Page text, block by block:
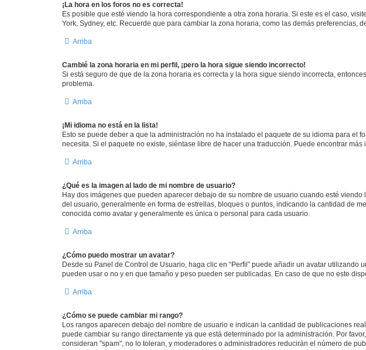
¡La hora en los foros no es correcta!
Es posible que esté viendo la hora correspondiente a otra zona horaria. Si este es el caso,
York, Sydney, etc. Recuerde que para cambiar la zona horaria, como las demás preferencias,
Arriba
Cambié la zona horaria en mi perfil, ¡pero la hora sigue siendo incorrecto!
Si está seguro de que de la zona horaria es correcta y la hora sigue siendo incorrecta,
problema.
Arriba
¡Mi idioma no está en la lista!
Esto se puede deber a que la administración no ha instalado el paquete de su idioma para
necesita. Si el paquete no existe, siéntase libre de hacer una traducción. Puede encontrar más
Arriba
¿Qué es la imagen al lado de mi nombre de usuario?
Hay dos imágenes que pueden aparecer debajo de su nombre de usuario cuando esté
del usuario, generalmente en forma de estrellas, bloques o puntos, indicando la cantidad de
conocida como avatar y generalmente es única o personal para cada usuario.
Arriba
¿Cómo puedo mostrar un avatar?
Desde su Panel de Control de Usuario, haga clic en “Perfil” puede añadir un avatar
pueden usar o no y en que tamaño y peso pueden ser publicadas. En caso de que no este
Arriba
¿Cómo se puede cambiar mi rango?
Los rangos aparecen debajo del nombre de usuario e indican la cantidad de publicaciones
puede cambiar su rango directamente ya que está determinado por la administración. Por
consideran "spam", no lo toleran, y moderadores o administradores reducirán el número de